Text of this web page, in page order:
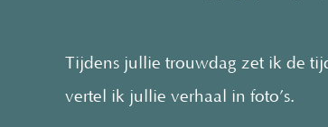
Tijdens jullie trouwdag zet ik de
vertel ik jullie verhaal in foto’s.